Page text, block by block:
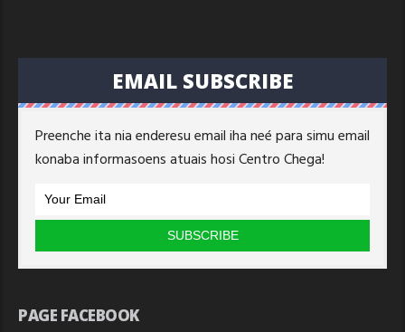
EMAIL SUBSCRIBE
Preenche ita nia enderesu email iha neé para simu email
konaba informasoens atuais hosi Centro Chega!
PAGE FACEBOOK